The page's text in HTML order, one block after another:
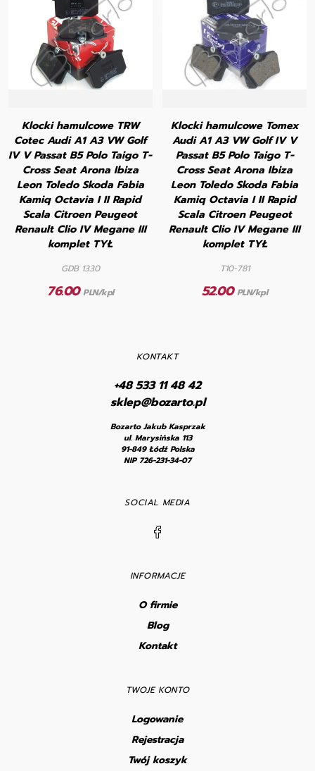
Klocki hamulcowe TRW
Cotec Audi A1 A3 VW Golf
IV V Passat B5 Polo Taigo T-
Cross Seat Arona Ibiza
Leon Toledo Skoda Fabia
Kamiq Octavia I II Rapid
Scala Citroen Peugeot
Renault Clio IV Megane III
komplet TYŁ
GDB 1330
76.00PLN/kpl
Klocki hamulcowe Tomex
Audi A1 A3 VW Golf IV V
Passat B5 Polo Taigo T-
Cross Seat Arona Ibiza
Leon Toledo Skoda Fabia
Kamiq Octavia I II Rapid
Scala Citroen Peugeot
Renault Clio IV Megane III
komplet TYŁ
T10-781
52.00PLN/kpl
KONTAKT
+48 533 11 48 42
sklep@bozarto.pl
Bozarto Jakub Kasprzak
ul. Marysińska 113
91-849 Łódź Polska
NIP 726-231-34-07
INFORMACJE
O firmie
Blog
Kontakt
TWOJE KONTO
Logowanie
Rejestracja
Twój koszyk
SOCIAL MEDIA